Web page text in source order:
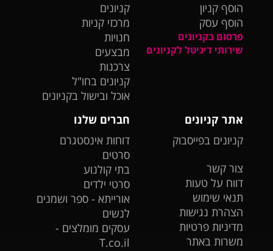
הוסף קניון
הוסף עסק
פרסום בקניונים
שירותי דיגיטל לקניונים
קניונים
מרכזי קניות
חנויות
מבצעים
צרכנות
קניונים בחו"ל
אוכל ובישול בקניונים
אתר קניונים
קניונים בפייסבוק
צור קשר
דווח על טעות
תנאי שימוש
הצהרת נגישות
מדיניות פרטיות
משרות באתר
חברים שלנו
דוחות אינסטגרם
סרטים
בתי קולנוע
סרטי ילדים
אורייתא - ספר ושמנים
לנשים
עסקים מומלצים -
T.co.il